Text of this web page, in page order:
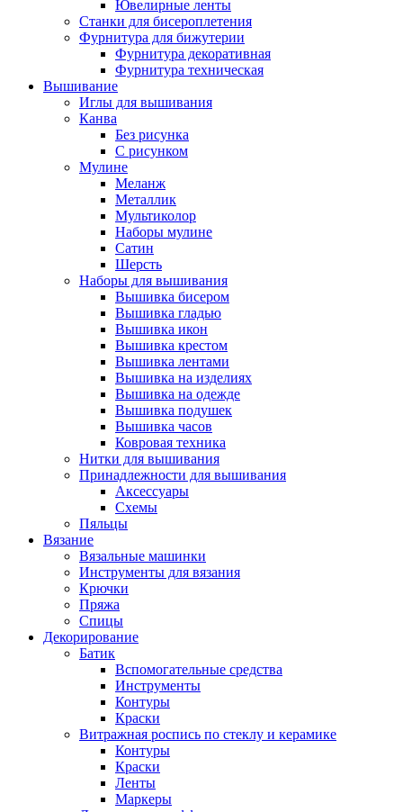
Ювелирные ленты
Станки для бисероплетения
Фурнитура для бижутерии
Фурнитура декоративная
Фурнитура техническая
Вышивание
Иглы для вышивания
Канва
Без рисунка
С рисунком
Мулине
Меланж
Металлик
Мультиколор
Наборы мулине
Сатин
Шерсть
Наборы для вышивания
Вышивка бисером
Вышивка гладью
Вышивка икон
Вышивка крестом
Вышивка лентами
Вышивка на изделиях
Вышивка на одежде
Вышивка подушек
Вышивка часов
Ковровая техника
Нитки для вышивания
Принадлежности для вышивания
Аксессуары
Схемы
Пяльцы
Вязание
Вязальные машинки
Инструменты для вязания
Крючки
Пряжа
Спицы
Декорирование
Батик
Вспомогательные средства
Инструменты
Контуры
Краски
Витражная роспись по стеклу и керамике
Контуры
Краски
Ленты
Маркеры